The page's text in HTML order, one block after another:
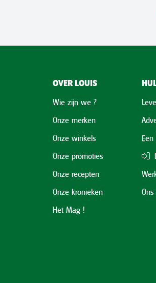
OVER LOUIS
Wie zijn we ?
Onze merken
Onze winkels
Onze promoties
Onze recepten
Onze kronieken
Het Mag !